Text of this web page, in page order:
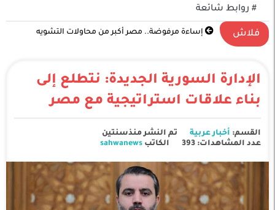
# روابط شائعة
فلاش
تصعيد غير مسبوق في الشرق الأوسط .. الحرب بين
الإدارة السورية الجديدة: نتطلع إلى
بناء علاقات استراتيجية مع مصر
القسم: أخبار عربية
تم النشر منذسنتين
عدد المشاهدات: 393
الكاتب sahwanews